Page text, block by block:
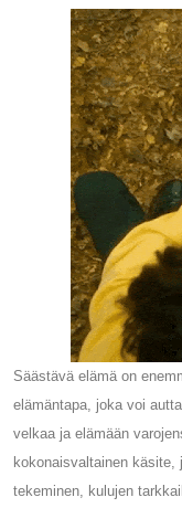
Säästävä elämä on
elämäntapa, joka voi
velkaa ja elämään
kokonaisvaltainen
tekeminen, kulujen